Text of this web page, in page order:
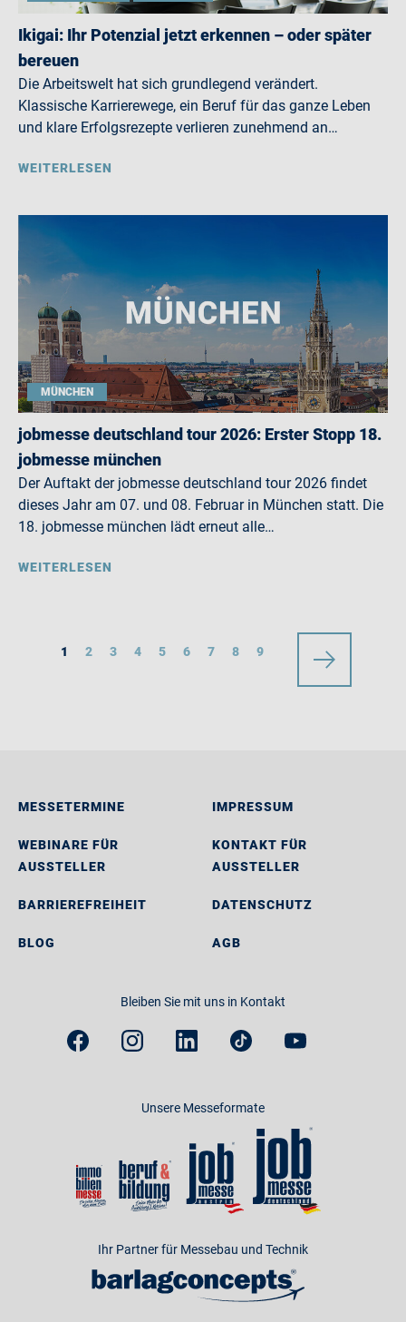
Ikigai: Ihr Potenzial jetzt erkennen – oder später
bereuen
Die Arbeitswelt hat sich grundlegend verändert.
Klassische Karrierewege, ein Beruf für das ganze Leben
und klare Erfolgsrezepte verlieren zunehmend an…
WEITERLESEN
MÜNCHEN
jobmesse deutschland tour 2026: Erster Stopp 18.
jobmesse münchen
Der Auftakt der jobmesse deutschland tour 2026 findet
dieses Jahr am 07. und 08. Februar in München statt. Die
18. jobmesse münchen lädt erneut alle…
WEITERLESEN
1 2 3 4 5 6 7 8 9
MESSETERMINE
WEBINARE FÜR
AUSSTELLER
BARRIEREFREIHEIT
BLOG
IMPRESSUM
KONTAKT FÜR
AUSSTELLER
DATENSCHUTZ
AGB
Bleiben Sie mit uns in Kontakt
Unsere Messeformate
Ihr Partner für Messebau und Technik